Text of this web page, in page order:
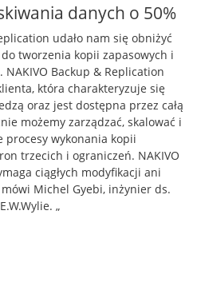
danych o 50%
udało nam się obniżyć
tworzenia kopii zapasowych i
Backup & Replication
która charakteryzuje się
oraz jest dostępna przez całą
możemy zarządzać, skalować i
procesy wykonania kopii
trzecich i ograniczeń. NAKIVO
ciągłych modyfikacji ani
Michel Gyebi, inżynier ds.
„